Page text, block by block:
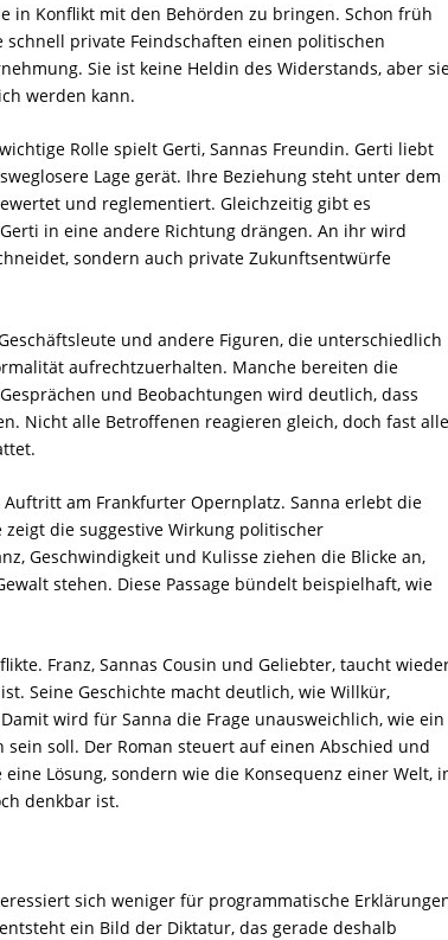
in Konflikt mit den Behörden zu bringen. Schon früh
private Feindschaften einen politischen
Sie ist keine Heldin des Widerstands, aber
werden kann.
Rolle spielt Gerti, Sannas Freundin. Gerti liebt
Lage gerät. Ihre Beziehung steht unter dem
und reglementiert. Gleichzeitig gibt es
in eine andere Richtung drängen. An ihr wird
sondern auch private Zukunftsentwürfe
und andere Figuren, die unterschiedlich
aufrechtzuerhalten. Manche bereiten die
und Beobachtungen wird deutlich, dass
Nicht alle Betroffenen reagieren gleich, doch fast
am Frankfurter Opernplatz. Sanna erlebt die
die suggestive Wirkung politischer
Geschwindigkeit und Kulisse ziehen die Blicke an,
stehen. Diese Passage bündelt beispielhaft, wie
Franz, Sannas Cousin und Geliebter, taucht
Seine Geschichte macht deutlich, wie Willkür,
wird für Sanna die Frage unausweichlich, wie ein
soll. Der Roman steuert auf einen Abschied und
Lösung, sondern wie die Konsequenz einer Welt,
denkbar ist.
sich weniger für programmatische
ein Bild der Diktatur, das gerade deshalb